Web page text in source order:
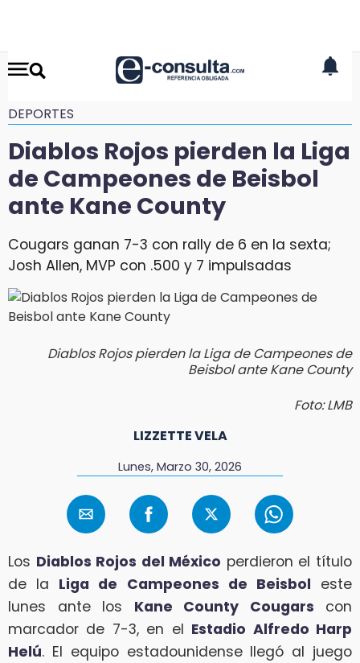
DEPORTES
Diablos Rojos pierden la Liga
de Campeones de Beisbol
ante Kane County
Cougars ganan 7-3 con rally de 6 en la sexta;
Josh Allen, MVP con .500 y 7 impulsadas
Diablos Rojos pierden la Liga de Campeones de
Beisbol ante Kane County
Foto: LMB
LIZZETTE VELA
Lunes, Marzo 30, 2026
Los Diablos Rojos del México perdieron el título
de la Liga de Campeones de Beisbol este
lunes ante los Kane County Cougars con
marcador de 7-3, en el Estadio Alfredo Harp
Helú. El equipo estadounidense llegó al juego